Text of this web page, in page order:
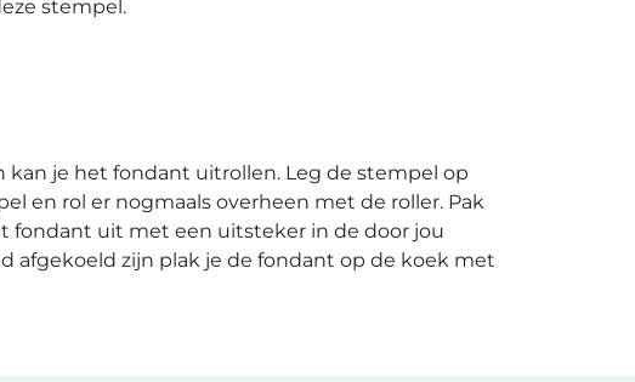
stempel.
je het fondant uitrollen. Leg de stempel op
en rol er nogmaals overheen met de roller. Pak
fondant uit met een uitsteker in de door jou
afgekoeld zijn plak je de fondant op de koek met